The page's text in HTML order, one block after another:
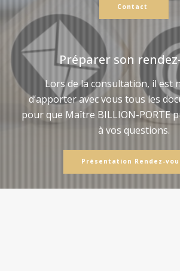
Contact
Préparer son
Lors de la consultation, il est
d’apporter avec vous tous les
pour que Maître BILLION-PORTE
à vos questions.
Présentation Rendez-